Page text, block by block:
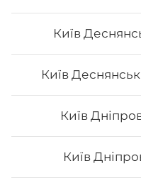
Київ
Київ
Київ
Київ
Авторський
277₴